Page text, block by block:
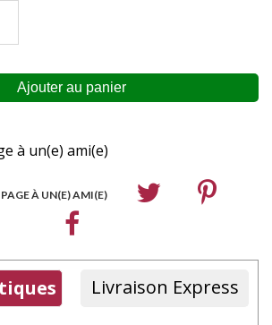
à un(e) ami(e)
À UN(E) AMI(E)
Livraison Express